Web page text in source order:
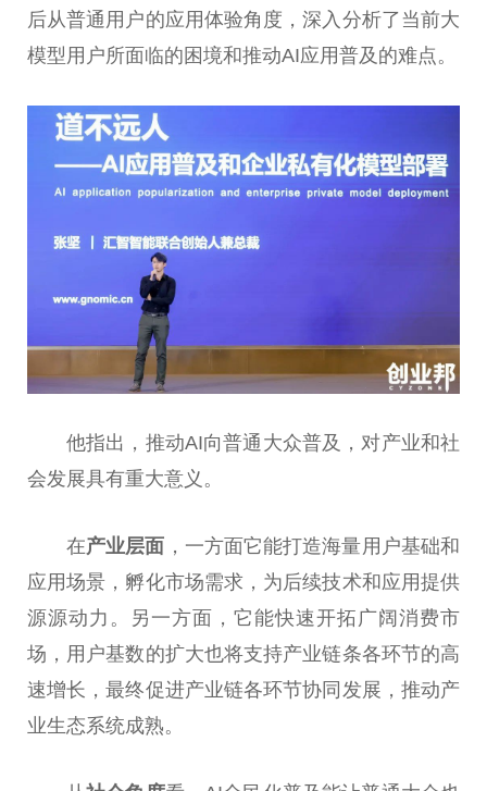
后从普通用户的应用体验角度，深入分析了当前大
模型用户所面临的困境和推动AI应用普及的难点。
他指出，推动AI向普通大众普及，对产业和社
会发展具有重大意义。
在产业层面 ，一方面它能打造海量用户基础和
应用场景，孵化市场需求，为后续技术和应用提供
源源动力。另一方面，它能快速开拓广阔消费市
场，用户基数的扩大也将支持产业链条各环节的高
速增长，最终促进产业链各环节协同发展，推动产
业生态系统成熟。